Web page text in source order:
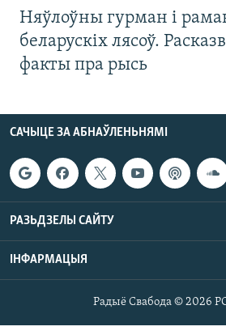
Няўлоўны гурман і
беларускіх лясоў.
факты пра рысь
САЧЫЦЕ ЗА АБНАЎЛЕНЬНЯМІ
РАЗЬДЗЕЛЫ САЙТУ
ІНФАРМАЦЫЯ
Радыё Свабода © 2026